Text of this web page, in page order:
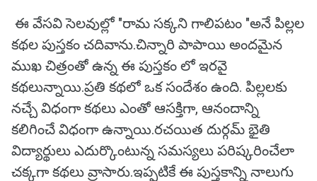
ఈ వేసవి సెలవుల్లో "రామ సక్కని గాలిపటం "అనే పిల్లల
కథల పుస్తకం చదివాను.చిన్నారి పాపాయి అందమైన
ముఖ చిత్రంతో ఉన్న ఈ పుస్తకం లో ఇరవై
కథలున్నాయి.ప్రతి కథలో ఒక సందేశం ఉంది. పిల్లలకు
నచ్చే విధంగా కథలు ఎంతో ఆసక్తిగా, ఆనందాన్ని
కలిగించే విధంగా ఉన్నాయి.రచయిత దుర్గమ్ భైతి
విద్యార్థులు ఎదుర్కొంటున్న సమస్యలు పరిష్కరించేలా
చక్కగా కథలు వ్రాసారు.ఇప్పటికే ఈ పుస్తకాన్ని నాలుగు